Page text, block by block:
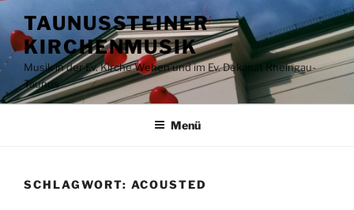
Inhalt
springen
TAUNUSSTEINER
KIRCHENMUSIK
Musik in der Ev. Kirche Wehen und im Ev. Dekanat Rheingau-
Taunus
Menü
SCHLAGWORT: ACOUSTED